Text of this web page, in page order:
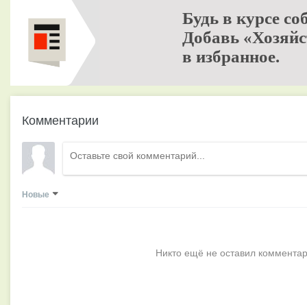
Будь в курсе
Добавь
в избранное.
Комментарии
Новые
Никто ещё не оставил